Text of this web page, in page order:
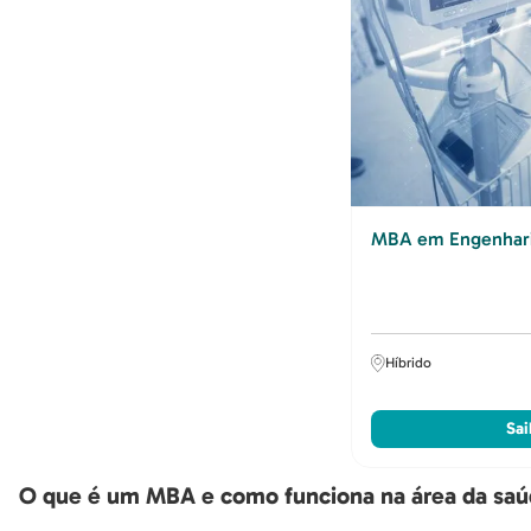
MBA em
Híbrido
O que é um MBA e como funciona na área da